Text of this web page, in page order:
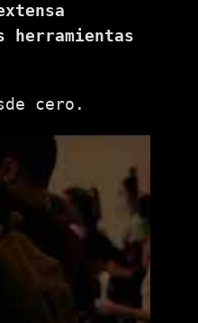
herramientas
cero.